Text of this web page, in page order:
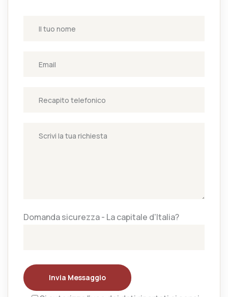
Domanda sicurezza - La capitale d'Italia?
Invia Messaggio